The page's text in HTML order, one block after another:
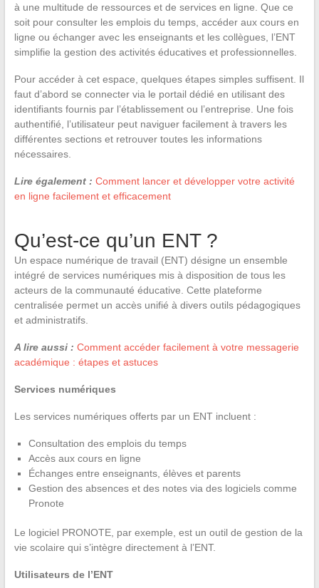
à une multitude de ressources et de services en ligne. Que ce
soit pour consulter les emplois du temps, accéder aux cours en
ligne ou échanger avec les enseignants et les collègues, l’ENT
simplifie la gestion des activités éducatives et professionnelles.
Pour accéder à cet espace, quelques étapes simples suffisent. Il
faut d’abord se connecter via le portail dédié en utilisant des
identifiants fournis par l’établissement ou l’entreprise. Une fois
authentifié, l’utilisateur peut naviguer facilement à travers les
différentes sections et retrouver toutes les informations
nécessaires.
Lire également : Comment lancer et développer votre activité
en ligne facilement et efficacement
Qu’est-ce qu’un ENT ?
Un espace numérique de travail (ENT) désigne un ensemble
intégré de services numériques mis à disposition de tous les
acteurs de la communauté éducative. Cette plateforme
centralisée permet un accès unifié à divers outils pédagogiques
et administratifs.
A lire aussi : Comment accéder facilement à votre messagerie
académique : étapes et astuces
Services numériques
Les services numériques offerts par un ENT incluent :
Consultation des emplois du temps
Accès aux cours en ligne
Échanges entre enseignants, élèves et parents
Gestion des absences et des notes via des logiciels comme
Pronote
Le logiciel PRONOTE, par exemple, est un outil de gestion de la
vie scolaire qui s’intègre directement à l’ENT.
Utilisateurs de l’ENT